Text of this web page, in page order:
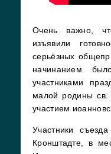
Очень важно,
изъявили
серьёзных
начинанием
участниками
малой родины св.
участием
Участники
Кронштадте, в